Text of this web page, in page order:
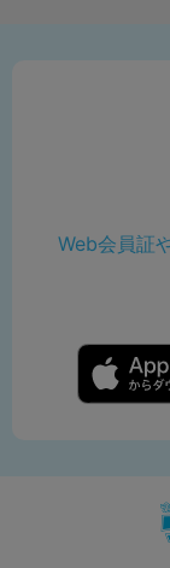
Web会員証